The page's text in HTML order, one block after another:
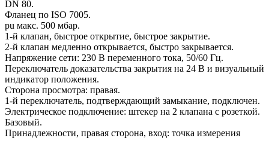
DN 80.
Фланец по ISO 7005.
pu макс. 500 мбар.
1-й клапан, быстрое открытие, быстрое закрытие.
2-й клапан медленно открывается, быстро закрывается.
Напряжение сети: 230 В переменного тока, 50/60 Гц.
Переключатель доказательства закрытия на 24 В и визуальный
индикатор положения.
Сторона просмотра: правая.
1-й переключатель, подтверждающий замыкание, подключен.
Электрическое подключение: штекер на 2 клапана с розеткой.
Базовый.
Принадлежности, правая сторона, вход: точка измерения